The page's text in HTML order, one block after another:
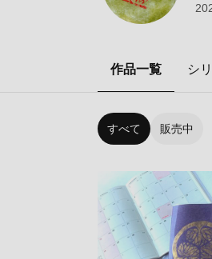
作品一覧 シ
すべて 販売中